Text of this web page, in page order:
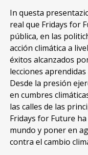
In questa
real que Fridays for
pública, en las
acción climática a
éxitos alcanzados
lecciones
Desde la presión
en cumbres
las calles de las
Fridays for Future
mundo y poner en
contra el cambio